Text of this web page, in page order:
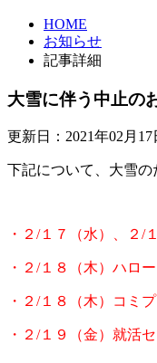
HOME
お知らせ
記事詳細
大雪に伴う中止の
更新日：2021年02月17
下記について、大雪の
・２/１７（水）、２/
・２/１８（木）ハロ
・２/１８（木）コミ
・２/１９（金）就活